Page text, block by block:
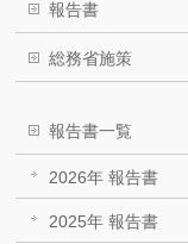
報告書
総務省施策
報告書一覧
2026年 報告書
2025年 報告書